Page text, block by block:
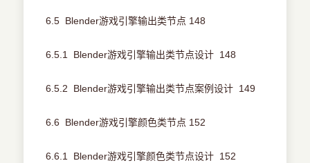
6.5 Blender游戏引擎输出类节点 148
6.5.1 Blender游戏引擎输出类节点设计 148
6.5.2 Blender游戏引擎输出类节点案例设计 149
6.6 Blender游戏引擎颜色类节点 152
6.6.1 Blender游戏引擎颜色类节点设计 152